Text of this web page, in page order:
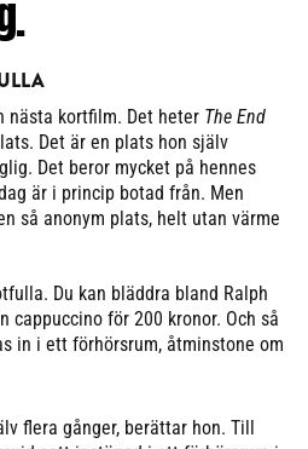
nästa kortfilm. Det heter The End
Det är en plats hon själv
Det beror mycket på hennes
är i princip botad från. Men
så anonym plats, helt utan värme
Du kan bläddra bland Ralph
cappuccino för 200 kronor. Och så
in i ett förhörsrum, åtminstone om
flera gånger, berättar hon. Till